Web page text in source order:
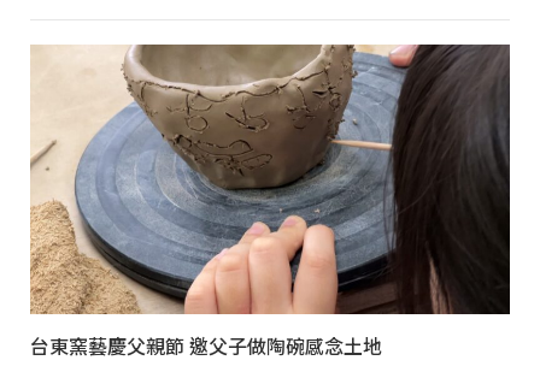
台東窯藝慶父親節 邀父子做陶碗感念土地